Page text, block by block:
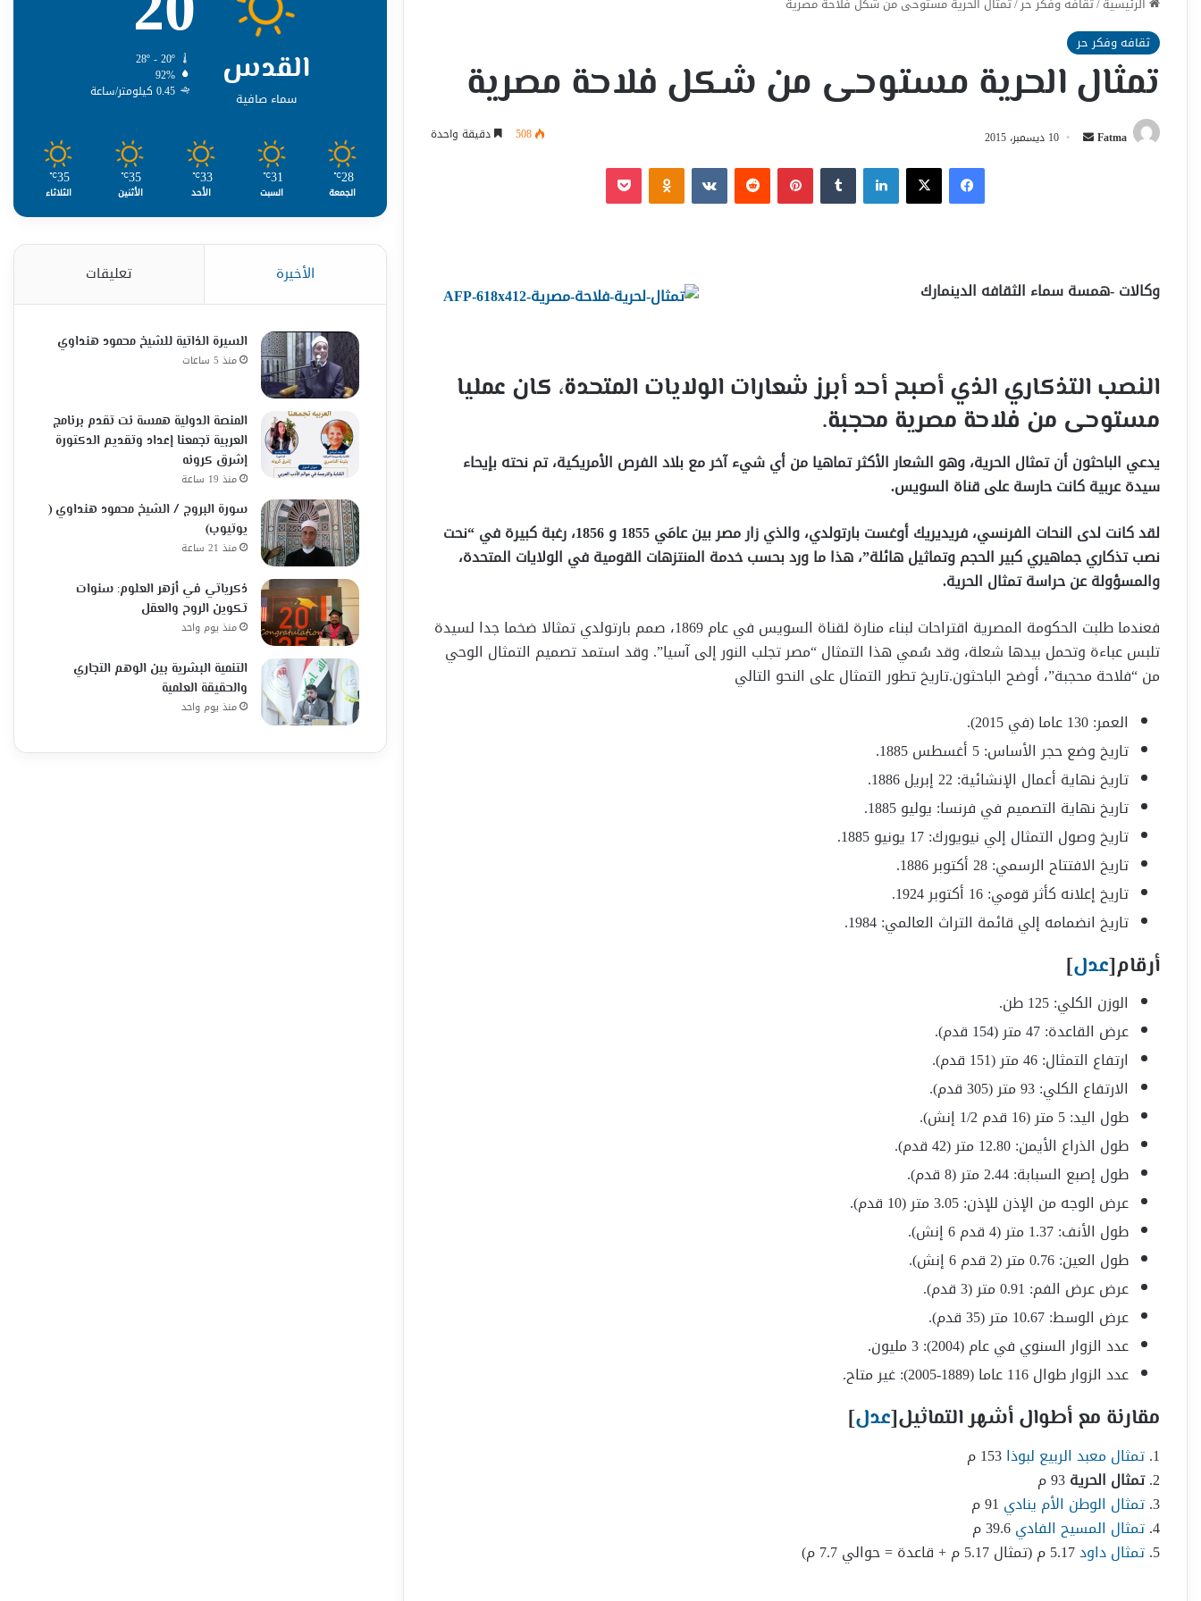
ثقافه وفكر حر
تمثال الحرية مستوحى من شكل فلاحة مصرية
Fatma
أرسل 10 ديسمبر، 2015 508 دقيقة واحدة
فيسبوك‫X لينكدإن بينتيريست Odnoklassniki
‫Pocket
وكالات -همسة سماء الثقافه الدينمارك
النصب التذكاري الذي أصبح أحد أبرز شعارات الولايات المتحدة، كان عمليا
مستوحى من فلاحة مصرية محجبة.
يدعي الباحثون أن تمثال الحرية، وهو الشعار الأكثر تماهيا من أي شيء آخر مع بلاد الفرص الأمريكية، تم نحته بإيحاء
سيدة عربية كانت حارسة على قناة السويس.
لقد كانت لدى النحات الفرنسي، فريديريك أوغست بارتولدي، والذي زار مصر بين عامَي 1855 و 1856، رغبة كبيرة في “نحت
نصب تذكاري جماهيري كبير الحجم وتماثيل هائلة”، هذا ما ورد بحسب خدمة المنتزهات القومية في الولايات المتحدة،
والمسؤولة عن حراسة تمثال الحرية.
فعندما طلبت الحكومة المصرية اقتراحات لبناء منارة لقناة السويس في عام 1869، صمم بارتولدي تمثالا ضخما جدا لسيدة
تلبس عباءة وتحمل بيدها شعلة، وقد سُمي هذا التمثال “مصر تجلب النور إلى آسيا”. وقد استمد تصميم التمثال الوحي
من “فلاحة محجبة”، أوضح الباحثون.تاريخ تطور التمثال على النحو التالي
العمر: 130 عاما (في 2015).
تاريخ وضع حجر الأساس: 5 أغسطس 1885.
تاريخ نهاية أعمال الإنشائية: 22 إبريل 1886.
تاريخ نهاية التصميم في فرنسا: يوليو 1885.
تاريخ وصول التمثال إلي نيويورك: 17 يونيو 1885.
تاريخ الافتتاح الرسمي: 28 أكتوبر 1886.
تاريخ إعلانه كأثر قومي: 16 أكتوبر 1924.
تاريخ انضمامه إلي قائمة التراث العالمي: 1984.
أرقام[عدل]
الوزن الكلي: 125 طن.
عرض القاعدة: 47 متر (154 قدم).
ارتفاع التمثال: 46 متر (151 قدم).
الارتفاع الكلي: 93 متر (305 قدم).
طول اليد: 5 متر (16 قدم 1/2 إنش).
طول الذراع الأيمن: 12.80 متر (42 قدم).
طول إصبع السبابة: 2.44 متر (8 قدم).
عرض الوجه من الإذن للإذن: 3.05 متر (10 قدم).
طول الأنف: 1.37 متر (4 قدم 6 إنش).
طول العين: 0.76 متر (2 قدم 6 إنش).
عرض عرض الفم: 0.91 متر (3 قدم).
عرض الوسط: 10.67 متر (35 قدم).
عدد الزوار السنوي في عام (2004): 3 مليون.
عدد الزوار طوال 116 عاما (1889-2005): غير متاح.
مقارنة مع أطوال أشهر التماثيل[عدل]
1. تمثال معبد الربيع لبوذا
2. تمثال الحرية
3. تمثال الوطن الأم ينادي
4. تمثال المسيح الفادي
5. تمثال داود
القدس
سماء صافية
28º - 20º
92%
0.45 كيلومتر/ساعة
28
℃
الجمعة
31
℃
السبت
33
℃
الأحد
35
℃
الأثنين
35
℃
الثلاثاء
الأخيرة تعليقات
السيرة الذاتية للشيخ محمود هنداوي
منذ 5 ساعات
المنصة الدولية همسة نت تقدم برنامج
العربية تجمعنا إعداد وتقديم الدكتورة
إشرق كرونه
منذ 19 ساعة
سورة البروج / الشيخ محمود هنداوي (
يوتيوب)
منذ 21 ساعة
ذكرياتي في أزهر العلوم: سنوات
تكوين الروح والعقل
منذ يوم واحد
التنمية البشرية بين الوهم التجاري
والحقيقة العلمية
منذ يوم واحد